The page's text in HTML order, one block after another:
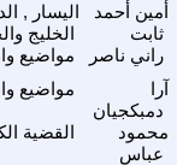
اليسار ,
الخليج
أمين أحمد
ثابت
مواضيع راني ناصر
مواضيع
آرا
دمبكجيان
القضية
محمود
عباس